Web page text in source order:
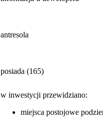
antresola
posiada (165)
w inwestycji przewidziano:
miejsca postojowe